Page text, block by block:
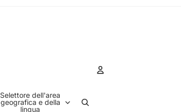
Selettore dell'area
geografica e della
lingua